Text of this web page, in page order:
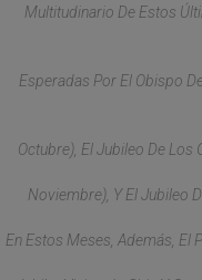
Multitudinario De Estos
Esperadas Por El Obispo
Octubre), El Jubileo De Los
Noviembre), Y El Jubileo
En Estos Meses, Además, El